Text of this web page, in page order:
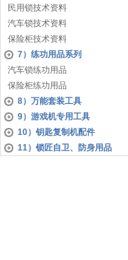
民用锁技术资料
汽车锁技术资料
保险柜技术资料
7）练功用品系列
汽车锁练功用品
保险柜练功用品
8）万能套装工具
9）游戏机专用工具
10）钥匙复制机配件
11）锁匠自卫、防身用品